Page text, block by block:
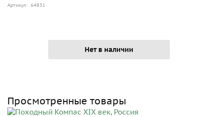
Артикул: 64831
Нет в наличии
Просмотренные товары